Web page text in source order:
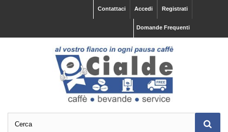
Registrati
Accedi
Contattaci
Domande Frequenti